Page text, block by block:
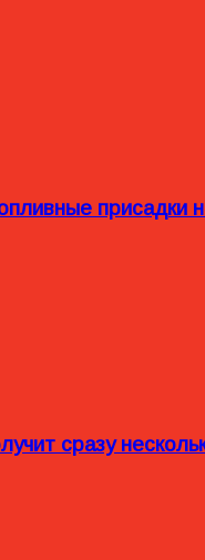
присадки
сразу